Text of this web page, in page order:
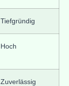
Tiefgründig
Hoch
Zuverlässig